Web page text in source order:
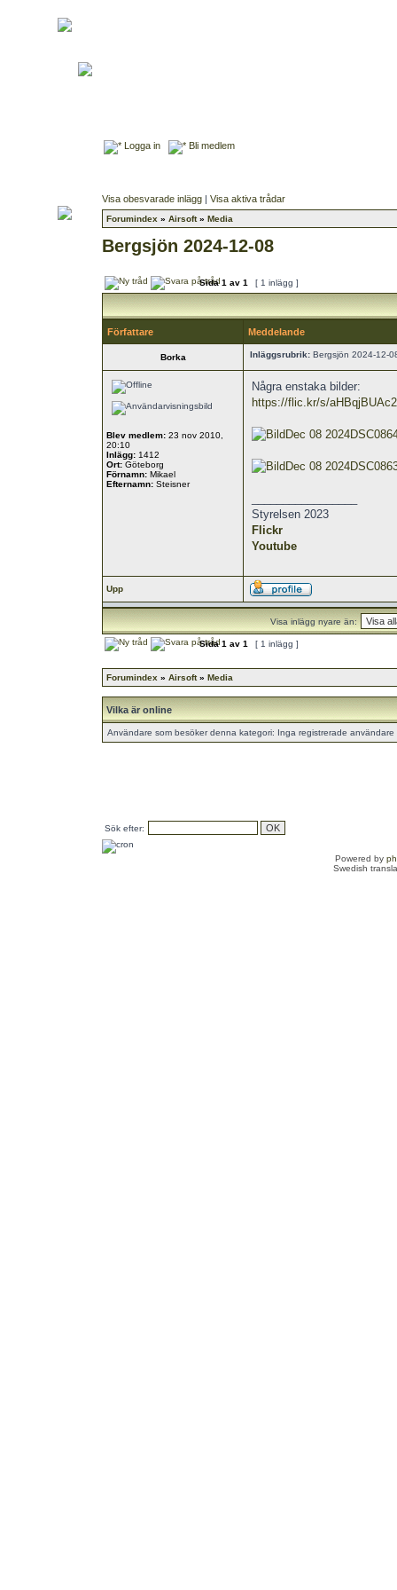
Logga in Bli medlem
Visa obesvarade inlägg | Visa aktiva trådar
Forumindex » Airsoft» Media
Bergsjön 2024-12-08
Sida1 av 1 [ 1 inlägg ]
Författare Meddelande
Borka Inläggsrubrik: Bergsjön 2024-12-
Blev medlem: 23 nov 2010,
20:10
Inlägg: 1412
Ort: Göteborg
Förnamn: Mikael
Efternamn: Steisner
Några enstaka bilder:
https://flic.kr/s/aHBqjBUAc2
Dec 08
Dec 08
Styrelsen 2023
Flickr
Youtube
Upp
Visa inlägg nyare än:
Sida1 av 1 [ 1 inlägg ]
Forumindex » Airsoft» Media
Vilka är online
Användare som besöker denna kategori: Inga registrerade användare
Sök efter:
Powered by
Swedish